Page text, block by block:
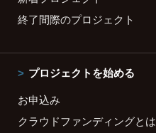
終了間際のプロジェクト
プロジェクトを始める
お申込み
クラウドファンディングとは